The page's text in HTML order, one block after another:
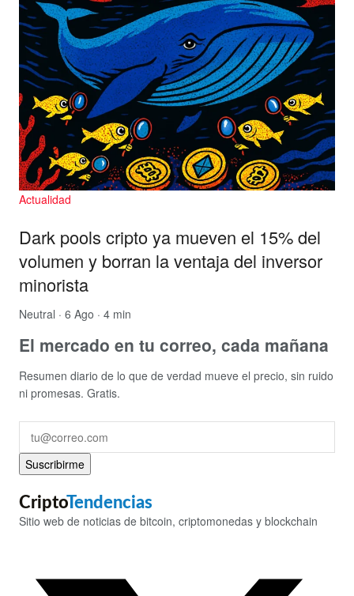
Actualidad
Dark pools cripto ya mueven el 15% del
volumen y borran la ventaja del inversor
minorista
Neutral · 6 Ago · 4 min
El mercado en tu correo, cada mañana
Resumen diario de lo que de verdad mueve el precio, sin ruido
ni promesas. Gratis.
Suscribirme
CriptoTendencias
Sitio web de noticias de bitcoin, criptomonedas y blockchain